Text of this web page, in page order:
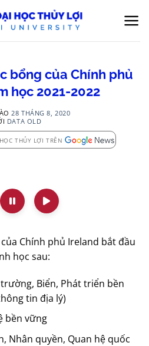
bổng của Chính phủ
học 2021-2022
28 THÁNG 8, 2020
DATA OLD
THỦY LỢI TRÊN
Chính phủ Ireland bắt đầu
học sau:
Biển, Phát triển bền
tin địa lý)
bền vững
Nhân quyền, Quan hệ quốc